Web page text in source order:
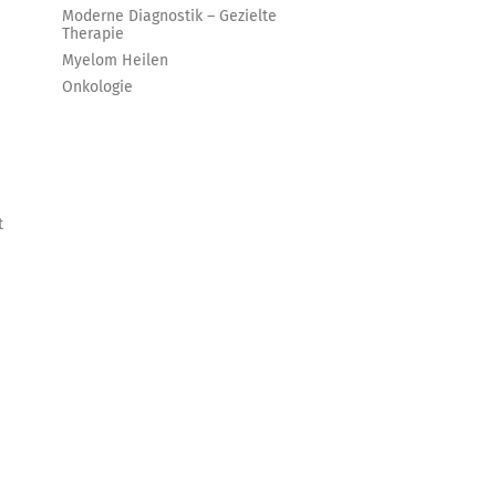
Moderne Diagnostik – Gezielte
Therapie
Myelom Heilen
Onkologie